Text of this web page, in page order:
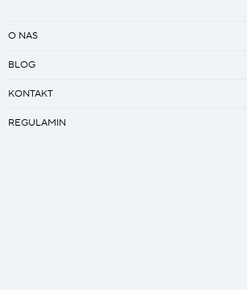
O NAS
BLOG
KONTAKT
REGULAMIN